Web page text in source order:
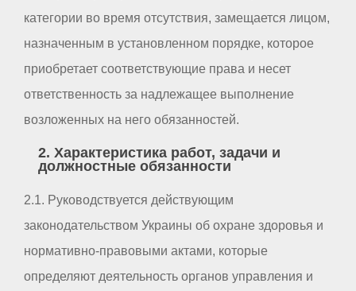
категории во время отсутствия, замещается лицом,
назначенным в установленном порядке, которое
приобретает соответствующие права и несет
ответственность за надлежащее выполнение
возложенных на него обязанностей.
2. Характеристика работ, задачи и
должностные обязанности
2.1. Руководствуется действующим
законодательством Украины об охране здоровья и
нормативно-правовыми актами, которые
определяют деятельность органов управления и